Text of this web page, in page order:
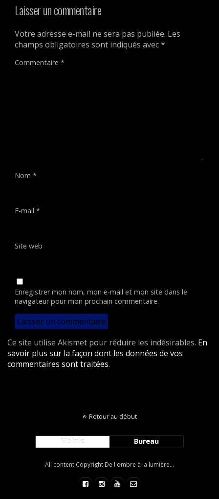
Laisser un commentaire
Votre adresse e-mail ne sera pas publiée. Les
champs obligatoires sont indiqués avec*
Commentaire *
Nom *
E-mail *
Site web
Enregistrer mon nom, mon e-mail et mon site dans le
navigateur pour mon prochain commentaire.
Ce site utilise Akismet pour réduire les indésirables. En
savoir plus sur la façon dont les données de vos
commentaires sont traitées.
Retour au début
Mobile Bureau
All content Copyright De l'ombre à la lumière...